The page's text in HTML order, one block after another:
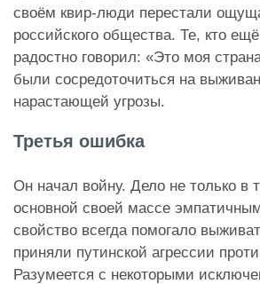
своём квир-люди перестали
российского общества. Те, кто
радостно говорил: «Это моя
были сосредоточиться на
нарастающей угрозы.
Третья ошибка
Он начал войну. Дело не только в
основной своей массе
свойство всегда помогало
приняли путинской агрессии
Разумеется с некоторыми